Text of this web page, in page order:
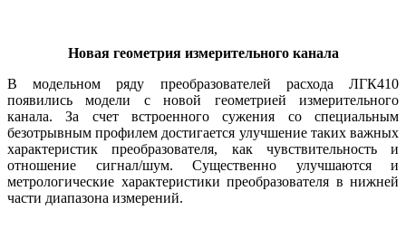
Новая геометрия измерительного канала
В модельном ряду преобразователей расхода ЛГК410
появились модели с новой геометрией измерительного
канала. За счет встроенного сужения со специальным
безотрывным профилем достигается улучшение таких важных
характеристик преобразователя, как чувствительность и
отношение сигнал/шум. Существенно улучшаются и
метрологические характеристики преобразователя в нижней
части диапазона измерений.